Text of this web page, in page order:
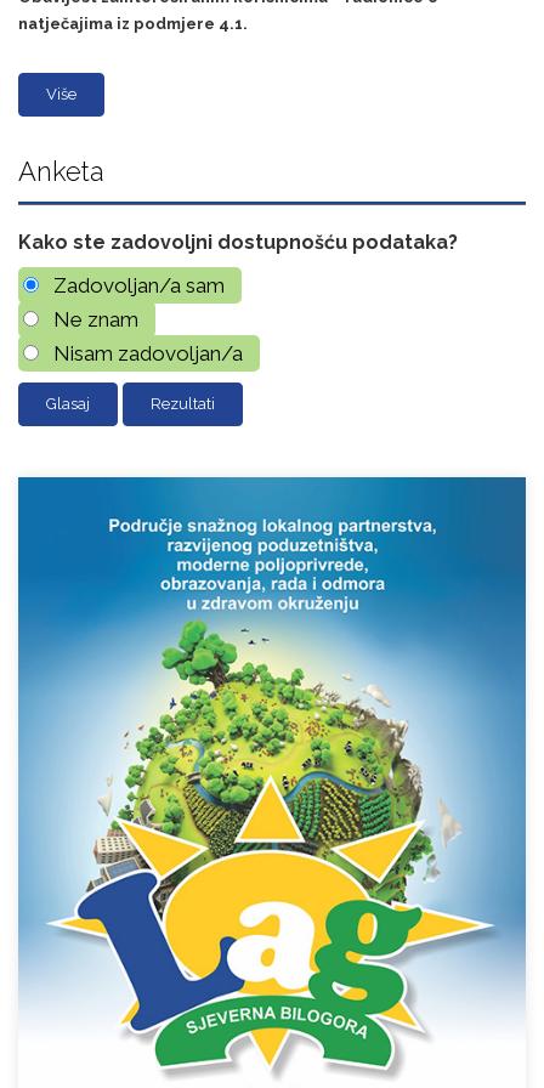
natječajima iz podmjere 4.1.
Više
Anketa
Kako ste zadovoljni dostupnošću podataka?
Zadovoljan/a sam
Ne znam
Nisam zadovoljan/a
Rezultati